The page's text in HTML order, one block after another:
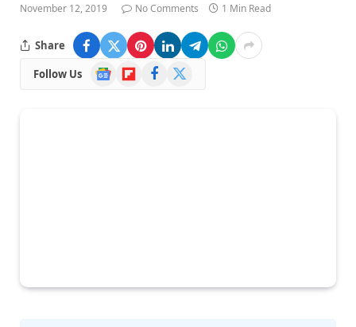
November 12, 2019 No Comments 1 Min Read
Share
Follow Us
Google
News
FlipboardFacebook